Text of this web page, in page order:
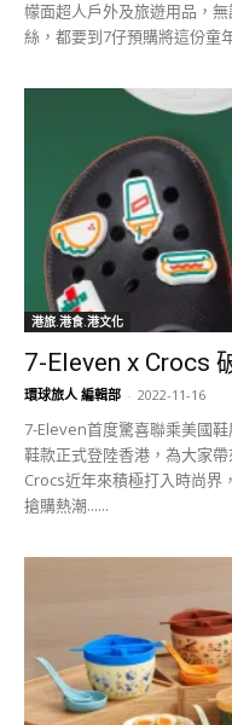
幪面超人戶外及旅遊用品，
絲，都要到7仔預購將這份童
港旅.港食.港文化
7-Eleven x Crocs
環球旅人 編輯部 - 2022-11-16
7-Eleven首度驚喜聯乘美國
鞋款正式登陸香港，為大家
Crocs近年來積極打入時尚界
搶購熱潮......